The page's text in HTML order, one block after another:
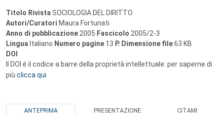
Titolo Rivista SOCIOLOGIA DEL DIRITTO
Autori/Curatori Maura Fortunati
Anno di pubblicazione 2005 Fascicolo 2005/2-3
Lingua Italiano Numero pagine 13 P. Dimensione file63 KB
DOI
Il DOI è il codice a barre della proprietà intellettuale: per saperne di
più clicca qui
ANTEPRIMA PRESENTAZIONE CITAMI